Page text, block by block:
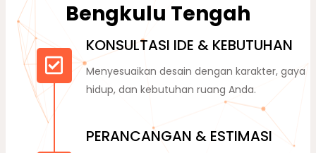
KONSULTASI IDE & KEBUTUHAN
hidup, dan kebutuhan ruang Anda.
PERANCANGAN & ESTIMASI